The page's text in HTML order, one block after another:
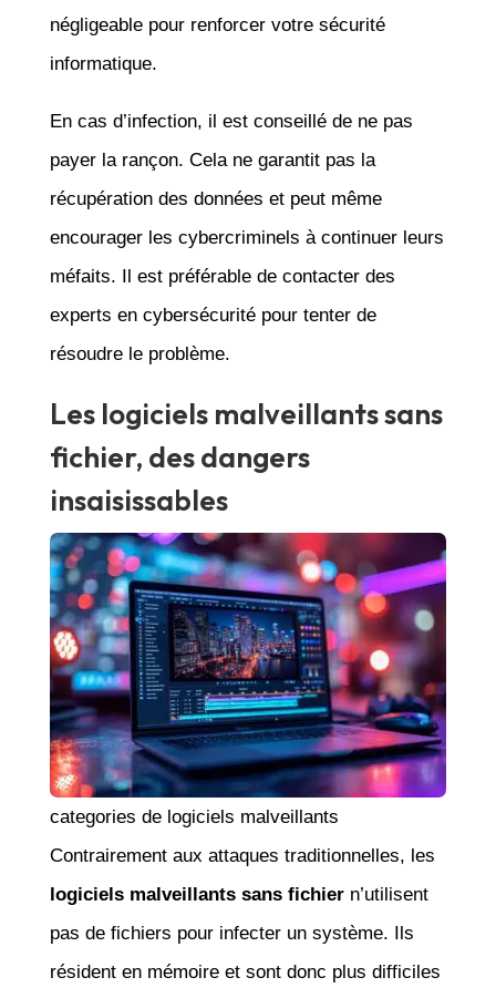
négligeable pour renforcer votre sécurité
informatique.
En cas d’infection, il est conseillé de ne pas
payer la rançon. Cela ne garantit pas la
récupération des données et peut même
encourager les cybercriminels à continuer leurs
méfaits. Il est préférable de contacter des
experts en cybersécurité pour tenter de
résoudre le problème.
Les logiciels malveillants sans
fichier, des dangers
insaisissables
categories de logiciels malveillants
Contrairement aux attaques traditionnelles, les
logiciels malveillants sans fichiern’utilisent
pas de fichiers pour infecter un système. Ils
résident en mémoire et sont donc plus difficiles